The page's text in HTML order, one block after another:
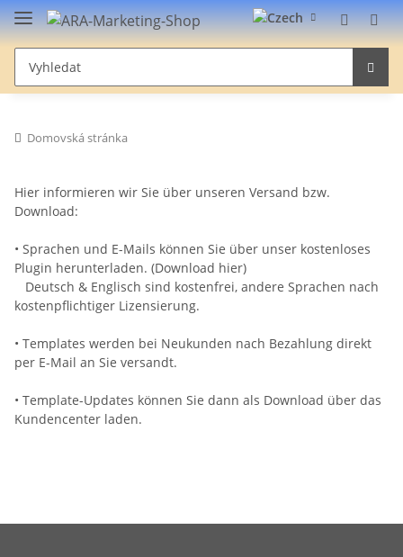
Domovská stránka
Hier informieren wir Sie über unseren Versand bzw.
Download:
• Sprachen und E-Mails können Sie über unser kostenloses
Plugin herunterladen. (Download hier)
Deutsch & Englisch sind kostenfrei, andere Sprachen nach
kostenpflichtiger Lizensierung.
• Templates werden bei Neukunden nach Bezahlung direkt
per E-Mail an Sie versandt.
• Template-Updates können Sie dann als Download über das
Kundencenter laden.